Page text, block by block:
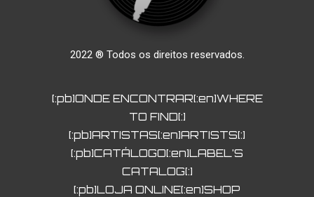
2022 ® Todos os direitos reservados.
[:pb]ONDE ENCONTRAR[:en]WHERE
TO FIND[:]
[:pb]ARTISTAS[:en]ARTISTS[:]
[:pb]CATÁLOGO[:en]LABEL’S
CATALOG[:]
[:pb]LOJA ONLINE[:en]SHOP